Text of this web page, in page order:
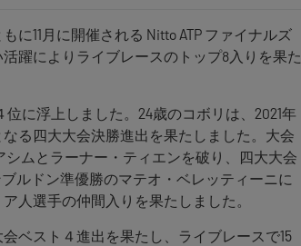
に11月に開催される Nitto ATP ファイナルズ
躍によりライブレースのトップ8入りを果た
に浮上しました。24歳のコボリは、2021年
る四大大会決勝進出を果たしました。大会
ムとラーナー・ティエンを破り、四大大会
ルドン準優勝のマテオ・ベレッティーニに
人選手の仲間入りを果たしました。
ベスト４進出を果たし、ライブレースで15